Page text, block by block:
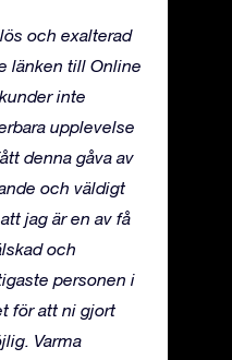
och exalterad
länken till Online
inte
upplevelse
denna gåva av
och väldigt
jag är en av få
och
personen i
för att ni gjort
Varma